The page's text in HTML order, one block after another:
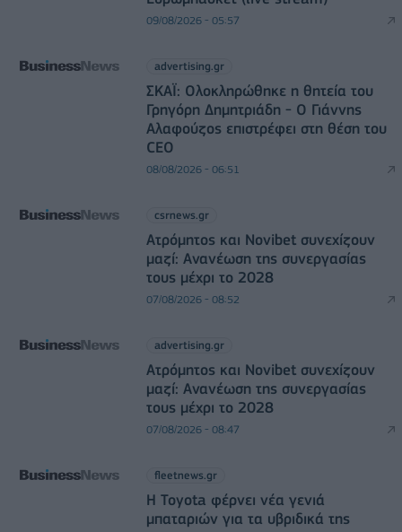
09/08/2026 - 05:57
advertising.gr
ΣΚΑΪ: Ολοκληρώθηκε η θητεία του
Γρηγόρη Δημητριάδη - Ο Γιάννης
Αλαφούζος επιστρέφει στη θέση του
CEO
08/08/2026 - 06:51
csrnews.gr
Ατρόμητος και Novibet συνεχίζουν
μαζί: Ανανέωση της συνεργασίας
τους μέχρι το 2028
07/08/2026 - 08:52
advertising.gr
Ατρόμητος και Novibet συνεχίζουν
μαζί: Ανανέωση της συνεργασίας
τους μέχρι το 2028
07/08/2026 - 08:47
fleetnews.gr
Η Toyota φέρνει νέα γενιά
μπαταριών για τα υβριδικά της